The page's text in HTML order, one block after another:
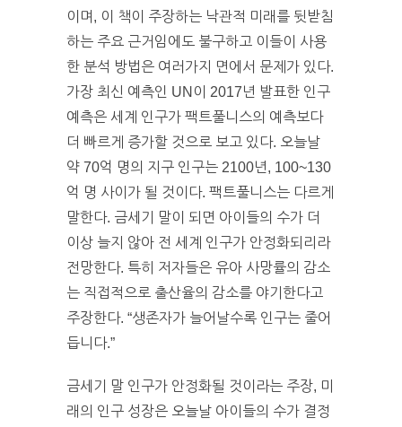
이며, 이 책이 주장하는 낙관적 미래를 뒷받침
하는 주요 근거임에도 불구하고 이들이 사용
한 분석 방법은 여러가지 면에서 문제가 있다.
가장 최신 예측인 UN이 2017년 발표한 인구
예측은 세계 인구가 팩트풀니스의 예측보다
더 빠르게 증가할 것으로 보고 있다. 오늘날
약 70억 명의 지구 인구는 2100년, 100~130
억 명 사이가 될 것이다. 팩트풀니스는 다르게
말한다. 금세기 말이 되면 아이들의 수가 더
이상 늘지 않아 전 세계 인구가 안정화되리라
전망한다. 특히 저자들은 유아 사망률의 감소
는 직접적으로 출산율의 감소를 야기한다고
주장한다. “생존자가 늘어날수록 인구는 줄어
듭니다.”
금세기 말 인구가 안정화될 것이라는 주장, 미
래의 인구 성장은 오늘날 아이들의 수가 결정